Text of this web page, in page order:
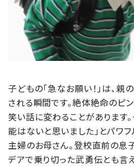
子どもの「急なお願い！」は、
される瞬間です。絶体絶命のピ
笑い話に変わることがあります
能はないと思いました」とパワ
主婦のお母さん。登校直前の息
デアで乗り切った武勇伝とも言